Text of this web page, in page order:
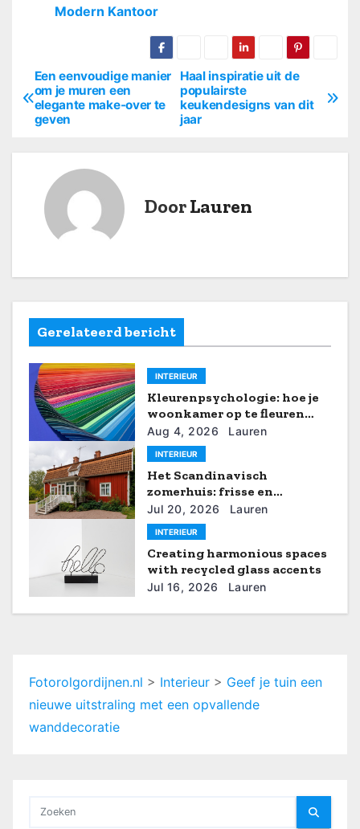
Modern Kantoor
B
t
a
v
g
a
t
Haal inspiratie uit de
populairste
keukendesigns van dit
jaar
Een eenvoudige manier
om je muren een
elegante make-over te
geven
DoorLauren
Gerelateerd bericht
INTERIEUR
Kleurenpsychologie: hoe je
woonkamer op te fleuren
met zomerse tinten
Aug 4, 2026 Lauren
INTERIEUR
Het Scandinavisch
zomerhuis: frisse en
rustgevende interieurideeën
Jul 20, 2026 Lauren
INTERIEUR
Creating harmonious spaces
with recycled glass accents
Jul 16, 2026 Lauren
Fotorolgordijnen.nl > Interieur > Geef je tuin een
nieuwe uitstraling met een opvallende
wanddecoratie